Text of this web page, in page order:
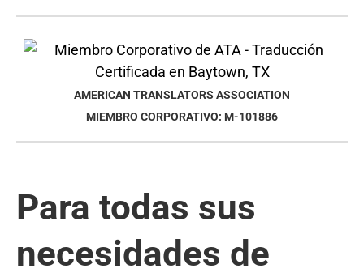
AMERICAN TRANSLATORS ASSOCIATION
MIEMBRO CORPORATIVO: M-101886
Para todas sus
necesidades de